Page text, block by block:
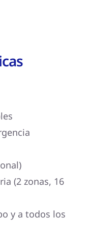
(2 zonas, 16
y a todos los